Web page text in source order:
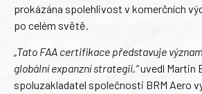
prokázána spolehlivost v komerčních
po celém světě.
„Tato FAA certifikace představuje
globální expanzní strategii,“uvedl Martin
spoluzakladatel společnosti BRM Aero